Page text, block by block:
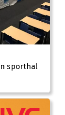
sporthal